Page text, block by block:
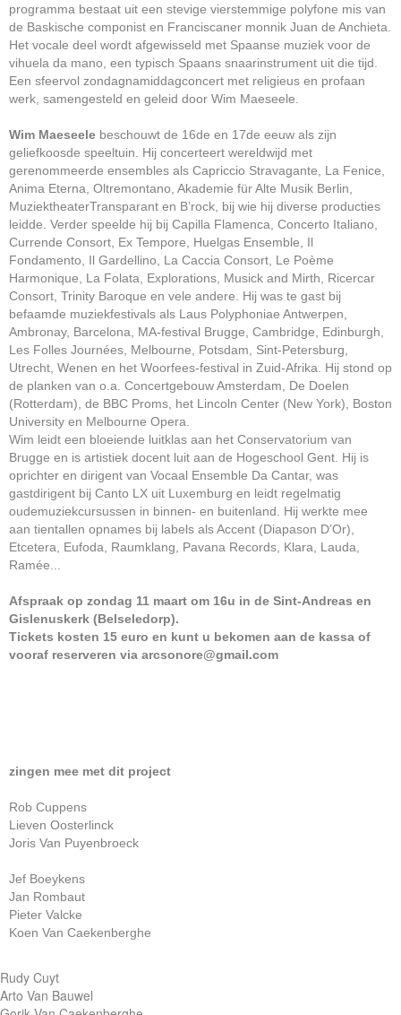
programma bestaat uit een stevige vierstemmige polyfone mis van
de Baskische componist en Franciscaner monnik Juan de Anchieta.
Het vocale deel wordt afgewisseld met Spaanse muziek voor de
vihuela da mano, een typisch Spaans snaarinstrument uit die tijd.
Een sfeervol zondagnamiddagconcert met religieus en profaan
werk, samengesteld en geleid door Wim Maeseele.
Wim Maeseele beschouwt de 16de en 17de eeuw als zijn
geliefkoosde speeltuin. Hij concerteert wereldwijd met
gerenommeerde ensembles als Capriccio Stravagante, La Fenice,
Anima Eterna, Oltremontano, Akademie für Alte Musik Berlin,
MuziektheaterTransparant en B’rock, bij wie hij diverse producties
leidde. Verder speelde hij bij Capilla Flamenca, Concerto Italiano,
Currende Consort, Ex Tempore, Huelgas Ensemble, Il
Fondamento, Il Gardellino, La Caccia Consort, Le Poème
Harmonique, La Folata, Explorations, Musick and Mirth, Ricercar
Consort, Trinity Baroque en vele andere. Hij was te gast bij
befaamde muziekfestivals als Laus Polyphoniae Antwerpen,
Ambronay, Barcelona, MA-festival Brugge, Cambridge, Edinburgh,
Les Folles Journées, Melbourne, Potsdam, Sint-Petersburg,
Utrecht, Wenen en het Woorfees-festival in Zuid-Afrika. Hij stond op
de planken van o.a. Concertgebouw Amsterdam, De Doelen
(Rotterdam), de BBC Proms, het Lincoln Center (New York), Boston
University en Melbourne Opera.
Wim leidt een bloeiende luitklas aan het Conservatorium van
Brugge en is artistiek docent luit aan de Hogeschool Gent. Hij is
oprichter en dirigent van Vocaal Ensemble Da Cantar, was
gastdirigent bij Canto LX uit Luxemburg en leidt regelmatig
oudemuziekcursussen in binnen- en buitenland. Hij werkte mee
aan tientallen opnames bij labels als Accent (Diapason D’Or),
Etcetera, Eufoda, Raumklang, Pavana Records, Klara, Lauda,
Ramée...
Afspraak op zondag 11 maart om 16u in de Sint-Andreas en
Gislenuskerk (Belseledorp).
Tickets kosten 15 euro en kunt u bekomen aan de kassa of
vooraf reserveren via arcsonore@gmail.com
zingen mee met dit project
Rob Cuppens
Lieven Oosterlinck
Joris Van Puyenbroeck
Jef Boeykens
Jan Rombaut
Pieter Valcke
Koen Van Caekenberghe
Rudy Cuyt
Arto Van Bauwel